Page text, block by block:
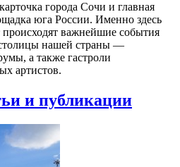
города Сочи и главная
юга России. Именно здесь
важнейшие события
нашей страны —
а также гастроли
артистов.
и публикации